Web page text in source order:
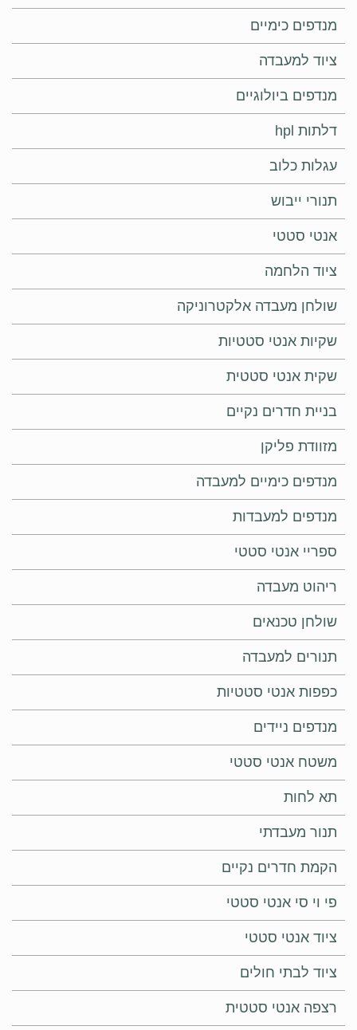
מנדפים כימיים
ציוד למעבדה
מנדפים ביולוגיים
דלתות hpl
עגלות כלוב
תנורי ייבוש
אנטי סטטי
ציוד הלחמה
שולחן מעבדה אלקטרוניקה
שקיות אנטי סטטיות
שקית אנטי סטטית
בניית חדרים נקיים
מזוודת פליקן
מנדפים כימיים למעבדה
מנדפים למעבדות
ספריי אנטי סטטי
ריהוט מעבדה
שולחן טכנאים
תנורים למעבדה
כפפות אנטי סטטיות
מנדפים ניידים
משטח אנטי סטטי
תא לחות
תנור מעבדתי
הקמת חדרים נקיים
פי וי סי אנטי סטטי
ציוד אנטי סטטי
ציוד לבתי חולים
רצפה אנטי סטטית